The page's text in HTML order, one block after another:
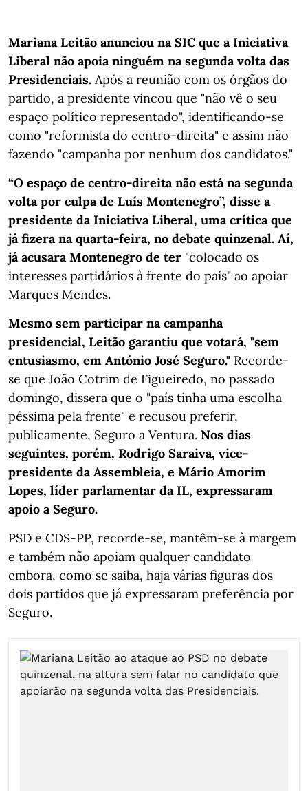
Mariana Leitão anunciou na SIC que a Iniciativa
Liberal não apoia ninguém na segunda volta das
Presidenciais. Após a reunião com os órgãos do
partido, a presidente vincou que "não vê o seu
espaço político representado", identificando-se
como "reformista do centro-direita" e assim não
fazendo "campanha por nenhum dos candidatos."
“O espaço de centro-direita não está na segunda
volta por culpa de Luís Montenegro”, disse a
presidente da Iniciativa Liberal, uma crítica que
já fizera na quarta-feira, no debate quinzenal. Aí,
já acusara Montenegro de ter "colocado os
interesses partidários à frente do país" ao apoiar
Marques Mendes.
Mesmo sem participar na campanha
presidencial, Leitão garantiu que votará, "sem
entusiasmo, em António José Seguro." Recorde-
se que João Cotrim de Figueiredo, no passado
domingo, dissera que o "país tinha uma escolha
péssima pela frente" e recusou preferir,
publicamente, Seguro a Ventura. Nos dias
seguintes, porém, Rodrigo Saraiva, vice-
presidente da Assembleia, e Mário Amorim
Lopes, líder parlamentar da IL, expressaram
apoio a Seguro.
PSD e CDS-PP, recorde-se, mantêm-se à margem
e também não apoiam qualquer candidato
embora, como se saiba, haja várias figuras dos
dois partidos que já expressaram preferência por
Seguro.